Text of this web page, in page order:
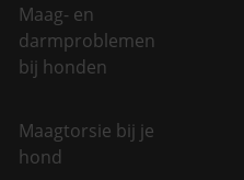
Maag- en
darmproblemen
bij honden
Maagtorsie bij je
hond